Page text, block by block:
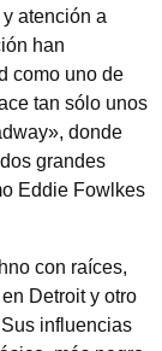
atención a
han
como uno de
tan sólo unos
donde
grandes
Eddie Fowlkes
con raíces,
Detroit y otro
influencias